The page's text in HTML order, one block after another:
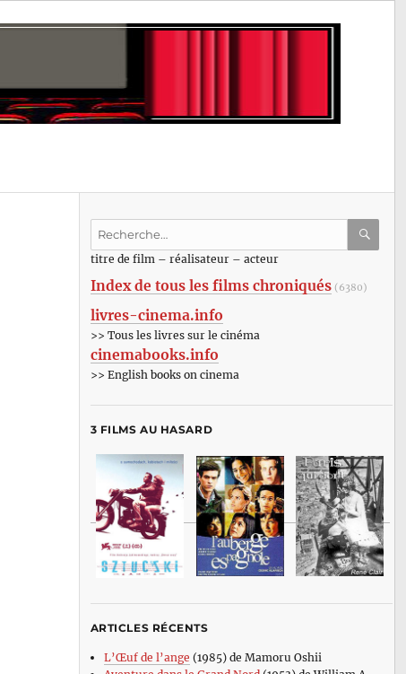
Recherche
:titre de film – réalisateur – acteur
Index de tous les films chroniqués (6380)
livres-cinema.info
>> Tous les livres sur le cinéma
cinemabooks.info
>> English books on cinema
3 FILMS AU HASARD
ARTICLES RÉCENTS
L’Œuf de l’ange (1985) de Mamoru Oshii